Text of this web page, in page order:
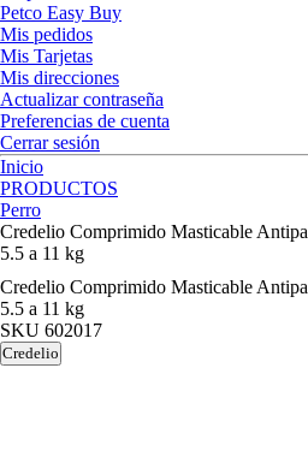
Petco Easy Buy
Mis pedidos
Mis Tarjetas
Mis direcciones
Actualizar contraseña
Preferencias de cuenta
Cerrar sesión
Inicio
PRODUCTOS
Perro
Credelio Comprimido Masticable
5.5 a 11 kg
Credelio Comprimido Masticable
5.5 a 11 kg
SKU 602017
Credelio